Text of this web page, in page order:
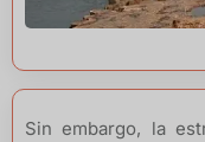
Sin embargo, la